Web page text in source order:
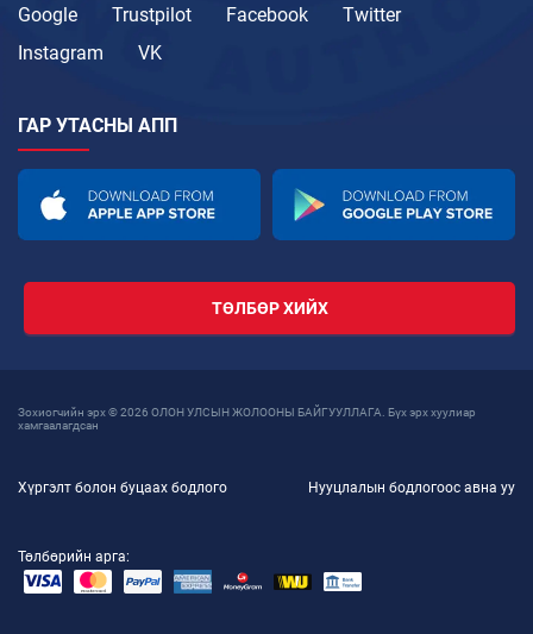
Google Trustpilot Facebook
Twitter
Instagram
VK
ГАР УТАСНЫ АПП
ТӨЛБӨР ХИЙХ
Зохиогчийн эрх © 2026 ОЛОН УЛСЫН ЖОЛООНЫ БАЙГУУЛЛАГА. Бүх эрх хуулиар
хамгаалагдсан
Хүргэлт болон буцаах бодлого Нууцлалын бодлогоос авна уу
Төлбөрийн арга: